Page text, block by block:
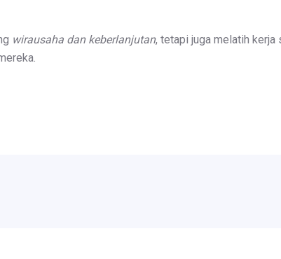
wirausaha dan keberlanjutan, tetapi juga melatih kerja